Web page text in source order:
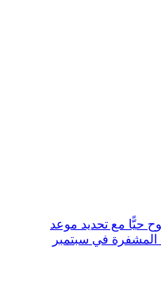
حيًّا مع تحديد موعد
في سبتمبر